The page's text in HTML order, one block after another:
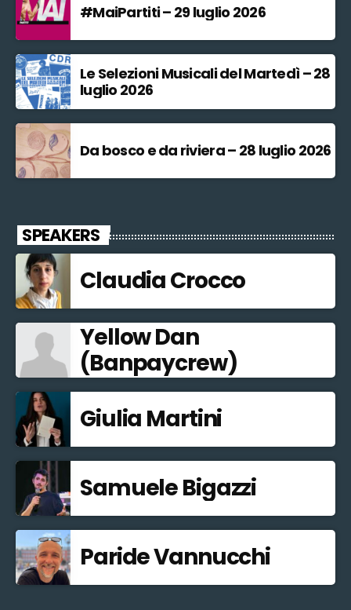
#MaiPartiti – 29 luglio 2026
Le Selezioni Musicali del Martedì – 28
luglio 2026
Da bosco e da riviera – 28 luglio 2026
SPEAKERS
Claudia Crocco
Yellow Dan
(Banpaycrew)
Giulia Martini
Samuele Bigazzi
Paride Vannucchi